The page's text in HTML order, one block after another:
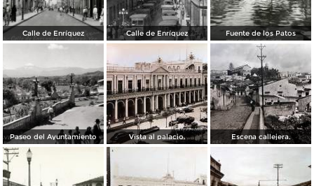
Calle de Enríquez Calle de Enríquez Fuente de los Patos
Paseo del Ayuntamiento Vista al palacio. Escena callejera.